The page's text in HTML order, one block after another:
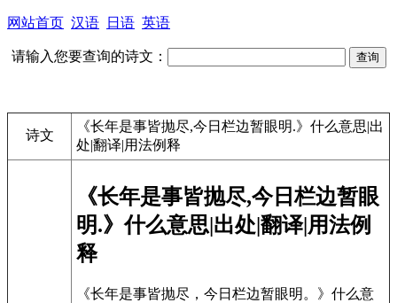
网站首页 汉语 日语 英语
请输入您要查询的诗文：
诗文
《长年是事皆抛尽,今日栏边暂眼明.》什么意思|出
处|翻译|用法例释
《长年是事皆抛尽,今日栏边暂眼
明.》什么意思|出处|翻译|用法例
释
《长年是事皆抛尽，今日栏边暂眼明。》什么意